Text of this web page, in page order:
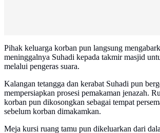
Pihak keluarga korban pun langsung
meninggalnya Suhadi kepada takmir masjid
melalui pengeras suara.
Kalangan tetangga dan kerabat Suhadi pun
mempersiapkan prosesi pemakaman jenazah.
korban pun dikosongkan sebagai tempat
sebelum korban dimakamkan.
Meja kursi ruang tamu pun dikeluarkan dari